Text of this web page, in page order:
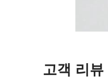
고객 리뷰